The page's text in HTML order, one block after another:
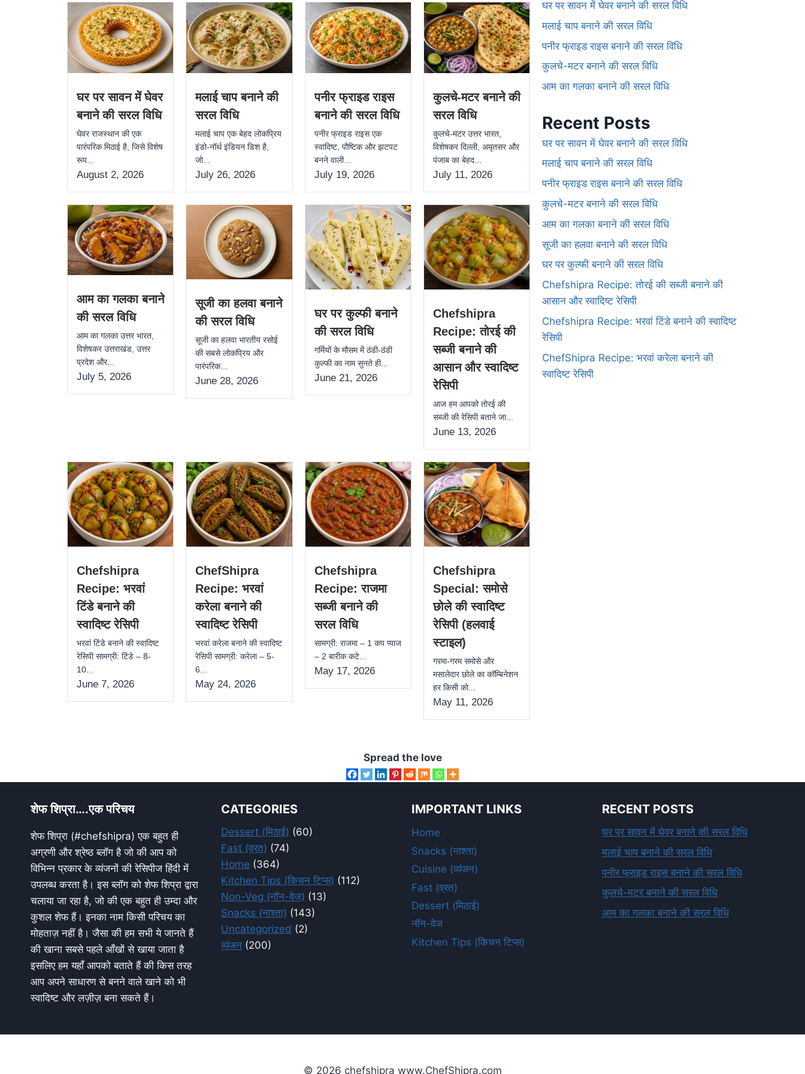
घर पर सावन में घेवर
बनाने की सरल विधि
घेवर राजस्थान की एक
पारंपरिक मिठाई है, जिसे विशेष
रूप...
August 2, 2026
मलाई चाप बनाने की
सरल विधि
मलाई चाप एक बेहद लोकप्रिय
इंडो-नॉर्थ इंडियन डिश है,
जो...
July 26, 2026
पनीर फ्राइड राइस
बनाने की सरल विधि
पनीर फ्राइड राइस एक
स्वादिष्ट, पौष्टिक और झटपट
बनने वाली...
July 19, 2026
कुलचे-मटर बनाने की
सरल विधि
कुलचे-मटर उत्तर भारत,
विशेषकर दिल्ली, अमृतसर और
पंजाब का बेहद...
July 11, 2026
आम का गलका बनाने
की सरल विधि
आम का गलका उत्तर भारत,
विशेषकर उत्तराखंड, उत्तर
प्रदेश और...
July 5, 2026
सूजी का हलवा बनाने
की सरल विधि
सूजी का हलवा भारतीय रसोई
की सबसे लोकप्रिय और
पारंपरिक...
June 28, 2026
घर पर कुल्फी बनाने
की सरल विधि
गर्मियों के मौसम में ठंडी-ठंडी
कुल्फी का नाम सुनते ही...
June 21, 2026
Chefshipra
Recipe: तोरई की
सब्जी बनाने की
आसान और स्वादिष्ट
रेसिपी
आज हम आपको तोरई की
सब्जी की रेसिपी बताने जा...
June 13, 2026
Chefshipra
Recipe: भरवां
टिंडे बनाने की
स्वादिष्ट रेसिपी
भरवां टिंडे बनाने की स्वादिष्ट
रेसिपी सामग्री: टिंडे – 8-
10...
June 7, 2026
ChefShipra
Recipe: भरवां
करेला बनाने की
स्वादिष्ट रेसिपी
भरवां करेला बनाने की स्वादिष्ट
रेसिपी सामग्री: करेला – 5-
6...
May 24, 2026
Chefshipra
Recipe: राजमा
सब्जी बनाने की
सरल विधि
सामग्री: राजमा – 1 कप प्याज
– 2 बारीक कटे...
May 17, 2026
Chefshipra
Special: समोसे
छोले की स्वादिष्ट
रेसिपी (हलवाई
स्टाइल)
गरमा-गरम समोसे और
मसालेदार छोले का कॉम्बिनेशन
हर किसी को...
May 11, 2026
घर पर सावन में घेवर बनाने की सरल विधि
मलाई चाप बनाने की सरल विधि
पनीर फ्राइड राइस बनाने की सरल विधि
कुलचे-मटर बनाने की सरल विधि
आम का गलका बनाने की सरल विधि
Recent Posts
घर पर सावन में घेवर बनाने की सरल विधि
मलाई चाप बनाने की सरल विधि
पनीर फ्राइड राइस बनाने की सरल विधि
कुलचे-मटर बनाने की सरल विधि
आम का गलका बनाने की सरल विधि
सूजी का हलवा बनाने की सरल विधि
घर पर कुल्फी बनाने की सरल विधि
Chefshipra Recipe: तोरई की सब्जी बनाने की
आसान और स्वादिष्ट रेसिपी
Chefshipra Recipe: भरवां टिंडे बनाने की स्वादिष्ट
रेसिपी
ChefShipra Recipe: भरवां करेला बनाने की
स्वादिष्ट रेसिपी
Spread the love
शेफ शिप्रा….एक परिचय
शेफ शिप्रा (#chefshipra) एक बहुत ही
अग्रणी और श्रेष्ठ ब्लॉग है जो की आप को
विभिन्न प्रकार के व्यंजनों की रेसिपीज हिंदी में
उपलब्ध करता है। इस ब्लॉग को शेफ शिप्रा द्वारा
चलाया जा रहा है, जो की एक बहुत ही उम्दा और
कुशल शेफ हैं। इनका नाम किसी परिचय का
मोहताज़ नहीं है। जैसा की हम सभी ये जानते हैं
की खाना सबसे पहले आँखों से खाया जाता है
इसलिए हम यहाँ आपको बताते हैं की किस तरह
आप अपने साधारण से बनने वाले खाने को भी
स्वादिष्ट और लज़ीज़ बना सकते हैं।
CATEGORIES
Dessert (मिठाई) (60)
Fast (व्रत) (74)
Home (364)
Kitchen Tips (किचन टिप्स) (112)
Non-Veg (नॉन-वेज) (13)
Snacks (नाश्ता) (143)
Uncategorized (2)
व्यंजन (200)
IMPORTANT LINKS
Home
Snacks (नाश्ता)
Cuisine (व्यंजन)
Fast (व्रत)
Dessert (मिठाई)
नॉन-वेज
Kitchen Tips (किचन टिप्स)
RECENT POSTS
घर पर सावन में घेवर बनाने की सरल विधि
मलाई चाप बनाने की सरल विधि
पनीर फ्राइड राइस बनाने की सरल विधि
कुलचे-मटर बनाने की सरल विधि
आम का गलका बनाने की सरल विधि
© 2026 chefshipra www.ChefShipra.com